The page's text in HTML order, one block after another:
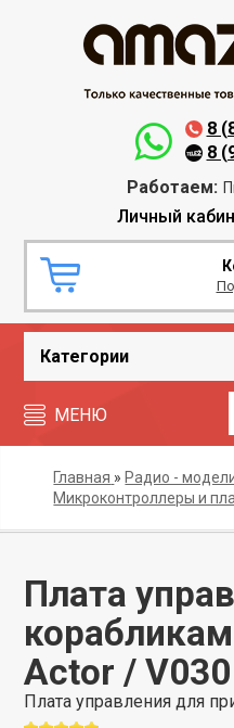
8
8
Работаем:
Личный
Категории
МЕНЮ
Главная » Радио -
Микроконтроллеры и
Плата
Actor /
Плата управления для